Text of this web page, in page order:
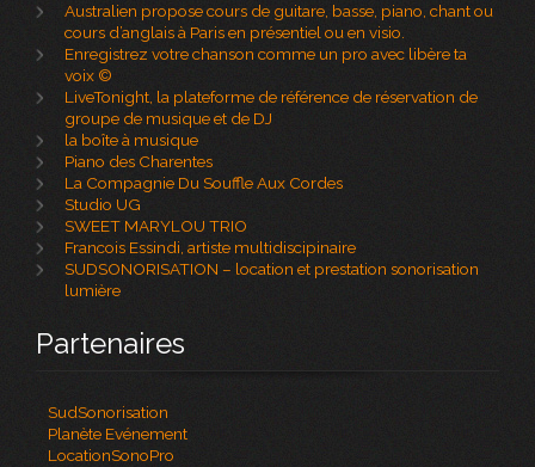
Australien propose cours de guitare, basse, piano, chant ou
cours d’anglais à Paris en présentiel ou en visio.
Enregistrez votre chanson comme un pro avec libère ta
voix ©
LiveTonight, la plateforme de référence de réservation de
groupe de musique et de DJ
la boîte à musique
Piano des Charentes
La Compagnie Du Souffle Aux Cordes
Studio UG
SWEET MARYLOU TRIO
Francois Essindi, artiste multidiscipinaire
SUDSONORISATION – location et prestation sonorisation
lumière
Partenaires
SudSonorisation
Planète Evénement
LocationSonoPro